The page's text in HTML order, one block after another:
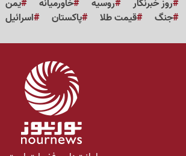
روز خبرنگار
روسیه خاورمیانه یمن
جنگ
قیمت طلا پاکستان اسرائیل